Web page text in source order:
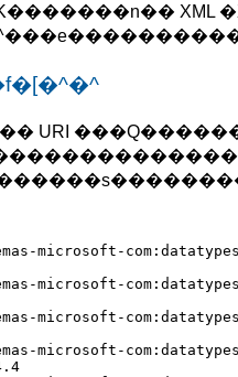
XML
URI
microsoft-
microsoft-
microsoft-
microsoft-